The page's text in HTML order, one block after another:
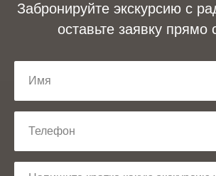
Забронируйте экскурсию с
оставьте заявку прямо